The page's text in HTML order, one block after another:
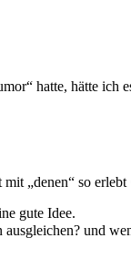
hatte, hätte ich
mit „denen“ so
gute Idee.
und